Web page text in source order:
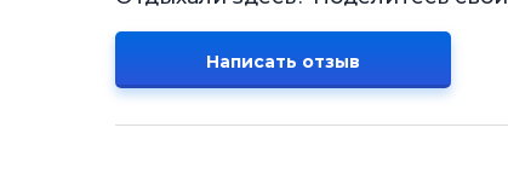
Написать отзыв